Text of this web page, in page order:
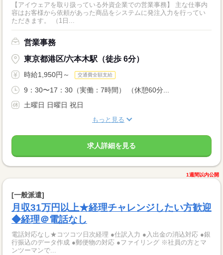
【アイウェアを取り扱っている外資企業での営業事務】 主な仕事内
容はお客様から依頼があった商品をシステムに発注入力を行ってい
ただきます。 （1日...
営業事務
東京都港区/六本木駅（徒歩 6分）
時給1,950円～ 交通費全額支給
9：30〜17：30（実働：7時間） （休憩60分...
土曜日 日曜日 祝日
もっと見る
求人詳細を見る
1週間以内公開
[一般派遣]
月収31万円以上★経理チャレンジしたい方歓迎
◆経理＠電話なし
電話対応なし★コツコツ日次経理 ●仕訳入力 ●入出金の消込対応 ●銀
行振込のデータ作成 ●郵便物の対応 ●ファイリング ※社員の方とマ
ンツーマンで...